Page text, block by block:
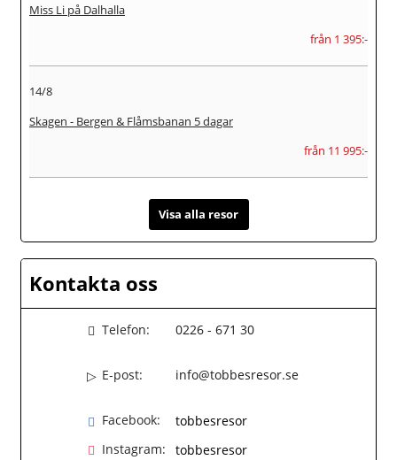
Miss Li på Dalhalla
från 1 395:-
14/8
Skagen - Bergen & Flåmsbanan 5 dagar
från 11 995:-
Visa alla resor
Kontakta oss
Telefon: 0226 - 671 30
E-post: info@tobbesresor.se
Facebook:
tobbesresor
Instagram:
tobbesresor